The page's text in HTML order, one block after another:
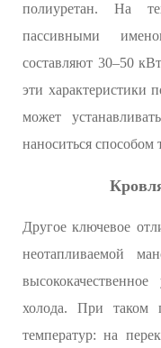
полиуретан. На
пассивными
составляют 30–50
эти характеристики
может
наноситься способом
Другое ключевое
неотапливаемой
холода. При таком
температур: на